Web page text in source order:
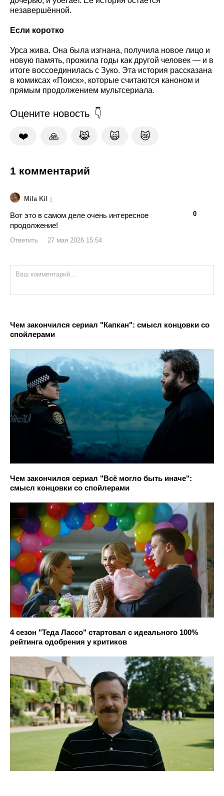
незавершённой.
Если коротко
Урса жива. Она была изгнана, получила новое лицо и
новую память, прожила годы как другой человек — и в
итоге воссоединилась с Зуко. Эта история рассказана
в комиксах «Поиск», которые считаются каноном и
прямым продолжением мультсериала.
Оцените новость
❤️ 🙏 😹 🙀 😿
1 комментарий
Mila Kil 1
0
Вот это в самом деле очень интересное
продолжение!
Ответить 27 мая 2026 15:54
Чем закончился сериал "Капкан": смысл концовки со
спойлерами
Чем закончился сериал "Всё могло быть иначе":
смысл концовки со спойлерами
4 сезон "Теда Лассо" стартовал с идеального 100%
рейтинга одобрения у критиков